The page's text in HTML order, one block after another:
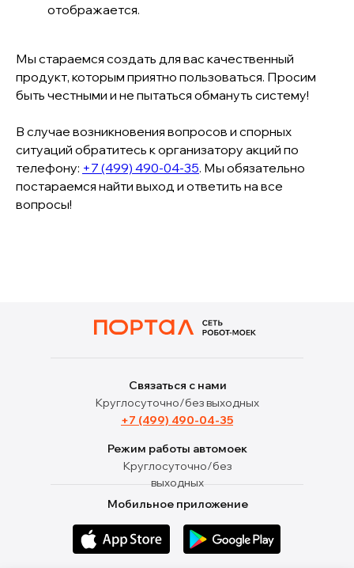
отображается.
Мы стараемся создать для вас качественный
продукт, которым приятно пользоваться. Просим
быть честными и не пытаться обмануть систему!
В случае возникновения вопросов и спорных
ситуаций обратитесь к организатору акций по
телефону: +7 (499) 490-04-35. Мы обязательно
постараемся найти выход и ответить на все
вопросы!
+7 (499) 490-04-35
Круглосуточно/без
выходных
Связаться с нами
Режим работы автомоек
Круглосуточно/без выходных
Мобильное приложение